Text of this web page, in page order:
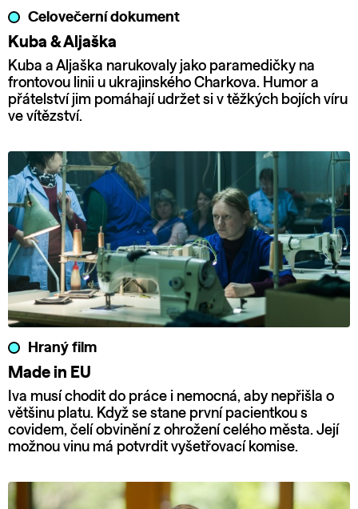
Celovečerní dokument
Kuba & Aljaška
Kuba a Aljaška narukovaly jako paramedičky na
frontovou linii u ukrajinského Charkova. Humor a
přátelství jim pomáhají udržet si v těžkých bojích víru
ve vítězství.
Hraný film
Made in EU
Iva musí chodit do práce i nemocná, aby nepřišla o
většinu platu. Když se stane první pacientkou s
covidem, čelí obvinění z ohrožení celého města. Její
možnou vinu má potvrdit vyšetřovací komise.